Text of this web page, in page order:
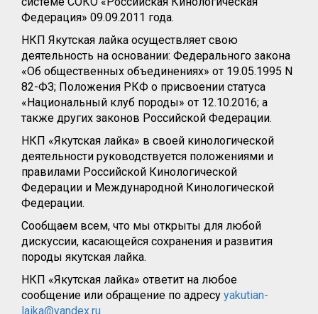
Федерация» 09.09.2011 года.
НКП Якутская лайка осуществляет свою
деятельность на основании: Федерального закона
«Об общественных объединениях» от 19.05.1995 N
82-ФЗ; Положения РКФ о присвоении статуса
«Национальный клуб породы» от 12.10.2016; а
также других законов Российской Федерации.
НКП «Якутская лайка» в своей кинологической
деятельности руководствуется положениями и
правилами Российской Кинологической
Федерации и Международной Кинологической
Федерации.
Сообщаем всем, что мы открыты для любой
дискуссии, касающейся сохранения и развития
породы якутская лайка.
НКП «Якутская лайка» ответит на любое
сообщение или обращение по адресу yakutian-
laika@yandex.ru